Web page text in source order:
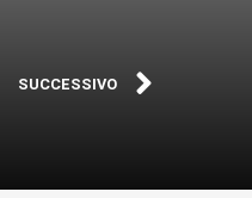
SUCCESSIVO